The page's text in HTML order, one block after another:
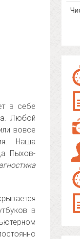
в себе
Любой
вовсе
Наша
Пыхов-
в